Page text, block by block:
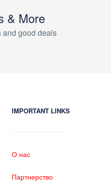
& More
and good deals
IMPORTANT LINKS
О нас
Партнерство